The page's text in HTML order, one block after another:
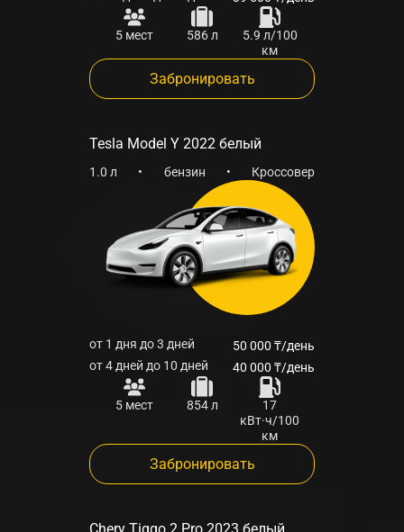
5 мест 586 л
5.9 л/100
км
Забронировать
Tesla Model Y 2022 белый
1.0 л • бензин • Кроссовер
от 1 дня до 3 дней
50 000 ₸/день
от 4 дней до 10 дней
40 000 ₸/день
5 мест 854 л
17
кВт·ч/100
км
Забронировать